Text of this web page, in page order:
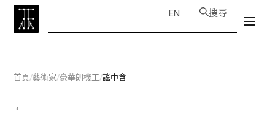
EN 搜尋
首頁/藝術家/豪華朗機工/謠中含
←